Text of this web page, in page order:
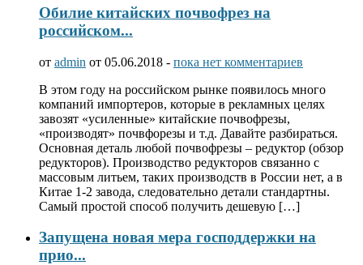
Обилие китайских почвофрез на
российском...
от admin от 05.06.2018 - пока нет комментариев
В этом году на российском рынке появилось много
компаний импортеров, которые в рекламных целях
завозят «усиленные» китайские почвофрезы,
«производят» почвфорезы и т.д. Давайте разбираться.
Основная деталь любой почвофрезы – редуктор (обзор
редукторов). Производство редукторов связанно с
массовым литьем, таких производств в России нет, а в
Китае 1-2 завода, следовательно детали стандартны.
Самый простой способ получить дешевую […]
Запущена новая мера господдержки на
прио...